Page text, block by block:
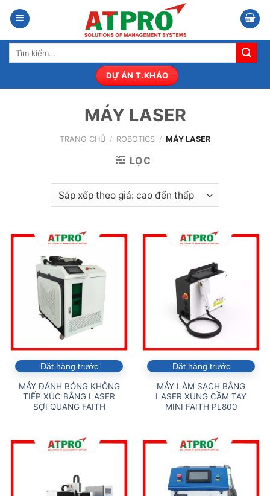
qua
nội
dung
Tìm
DỰ ÁN T.KHẢO
MÁY LASER
TRANG CHỦ / ROBOTICS / MÁY LASER
LỌC
Đặt hàng trước
MÁY ĐÁNH BÓNG KHÔNG
TIẾP XÚC BẰNG LASER
SỢI QUANG FAITH
Đặt hàng trước
MÁY LÀM SẠCH BẰNG
LASER XUNG CẦM TAY
MINI FAITH PL800